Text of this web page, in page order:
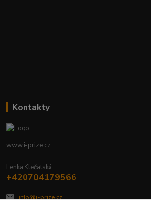
Kontakty
www.i-prize.cz
Lenka Klečatská
+420704179566
info@i-prize.cz